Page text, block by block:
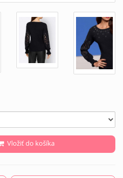
Vložiť do košíka